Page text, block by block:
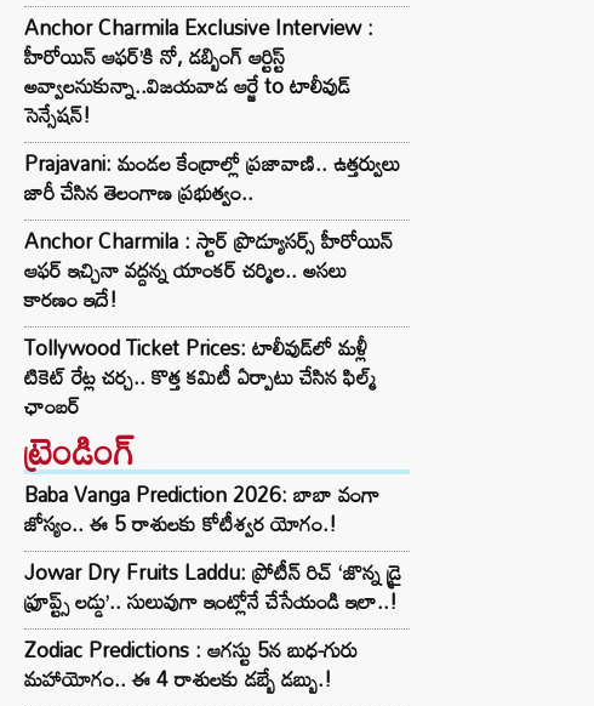
Anchor Charmila Exclusive Interview :
హీరోయిన్ ఆఫర్’కి నో, డబ్బింగ్ ఆర్టిస్ట్
అవ్వాలనుకున్నా..విజయవాడ ఆర్జే to టాలీవుడ్
సెన్సేషన్!
Prajavani: మండల కేంద్రాల్లో ప్రజావాణి.. ఉత్తర్వులు
జారీ చేసిన తెలంగాణ ప్రభుత్వం..
Anchor Charmila : స్టార్ ప్రొడ్యూసర్స్ హీరోయిన్
ఆఫర్ ఇచ్చినా వద్దన్న యాంకర్ చర్మిల.. అసలు
కారణం ఇదే!
Tollywood Ticket Prices: టాలీవుడ్‌లో మళ్లీ
టికెట్‌ రేట్ల చర్చ.. కొత్త కమిటీ ఏర్పాటు చేసిన ఫిల్మ్‌
ఛాంబర్‌
ట్రెండింగ్‌
Baba Vanga Prediction 2026: బాబా వంగా
జోస్యం.. ఈ 5 రాశులకు కోటీశ్వర యోగం.!
Jowar Dry Fruits Laddu: ప్రోటీన్ రిచ్ ‘జొన్న డ్రై
ఫ్రూప్ట్స్ లడ్డు’.. సులువుగా ఇంట్లోనే చేసేయండి ఇలా..!
Zodiac Predictions : ఆగస్టు 5న బుధ-గురు
మహాయోగం.. ఈ 4 రాశులకు డబ్బే డబ్బు.!